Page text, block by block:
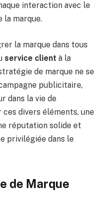
interaction avec le
la marque.
la marque dans tous
service client à la
de marque ne se
publicitaire,
dans la vie de
divers éléments, une
réputation solide et
privilégiée dans le
de Marque